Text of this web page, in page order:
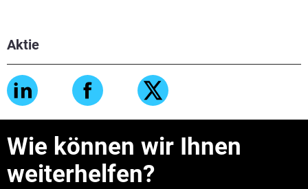
Aktie
Wie können wir Ihnen
weiterhelfen?